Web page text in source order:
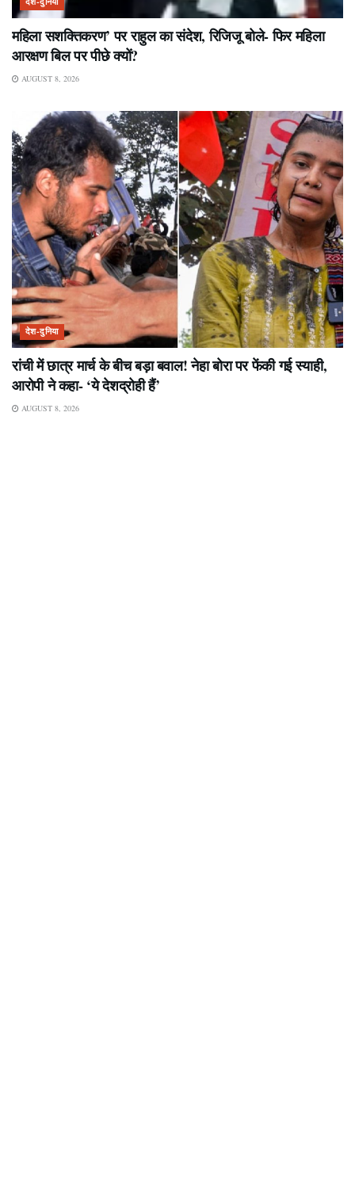
महिला सशक्तिकरण’ पर राहुल का संदेश, रिजिजू बोले- फिर महिला
आरक्षण बिल पर पीछे क्यों?
AUGUST 8, 2026
देश-दुनिया
रांची में छात्र मार्च के बीच बड़ा बवाल! नेहा बोरा पर फेंकी गई स्याही,
आरोपी ने कहा- ‘ये देशद्रोही हैं’
AUGUST 8, 2026